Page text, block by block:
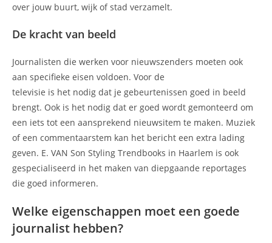
over jouw buurt, wijk of stad verzamelt.
De kracht van beeld
Journalisten die werken voor nieuwszenders moeten ook
aan specifieke eisen voldoen. Voor de
televisie is het nodig dat je gebeurtenissen goed in beeld
brengt. Ook is het nodig dat er goed wordt gemonteerd om
een iets tot een aansprekend nieuwsitem te maken. Muziek
of een commentaarstem kan het bericht een extra lading
geven. E. VAN Son Styling Trendbooks in Haarlem is ook
gespecialiseerd in het maken van diepgaande reportages
die goed informeren.
Welke eigenschappen moet een goede
journalist hebben?